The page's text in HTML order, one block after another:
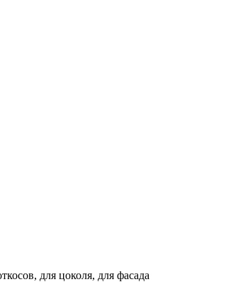
для цоколя, для фасада